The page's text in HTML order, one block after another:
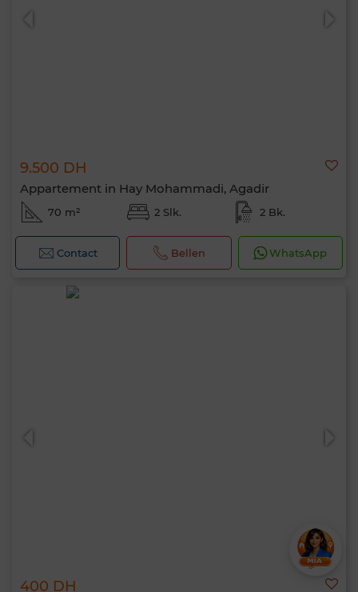
9.500 DH
Appartement in Hay Mohammadi, Agadir
70 m² 2 Slk. 2 Bk.
Contact Bellen WhatsApp
400 DH